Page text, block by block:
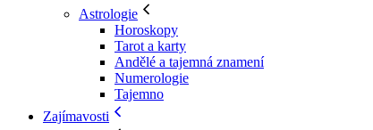
Astrologie
Horoskopy
Tarot a karty
Andělé a tajemná znamení
Numerologie
Tajemno
Zajímavosti